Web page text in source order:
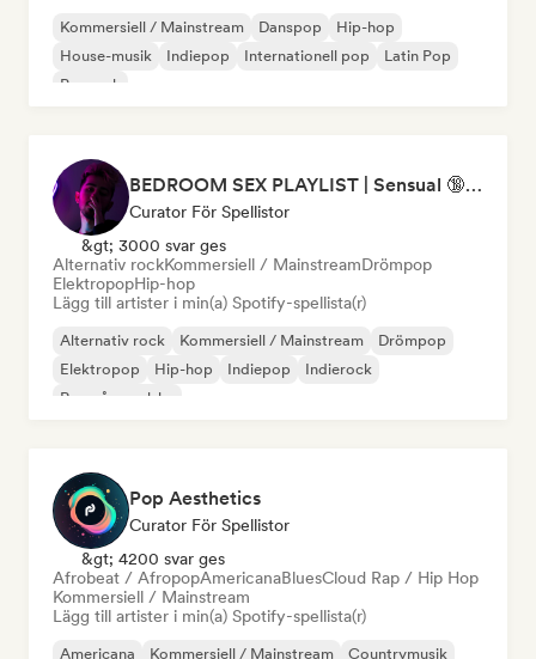
Kommersiell / Mainstream Danspop
Hip-hop
House-musik
Indiepop Internationell pop
Latin Pop
Poprock
BEDROOM SEX PLAYLIST | Sensual 🔞 (Chase Atlantic - Swim, The Weeknd - Often, ZAYN, Two Feet) (sexy, dark, sad, chill, melancholy, moody, vibe, pop, rock, rnb, hiphop)
Curator För Spellistor
&gt; 3000 svar ges
Alternativ rockKommersiell / MainstreamDrömpop
ElektropopHip-hop
Lägg till artister i min(a) Spotify-spellista(r)
Alternativ rock Kommersiell / Mainstream
Drömpop
Elektropop
Hip-hop Indiepop
Indierock
Rap på engelska
Pop Aesthetics
Curator För Spellistor
&gt; 4200 svar ges
Afrobeat / AfropopAmericanaBluesCloud Rap / Hip Hop
Kommersiell / Mainstream
Lägg till artister i min(a) Spotify-spellista(r)
Americana Kommersiell / Mainstream
Countrymusik